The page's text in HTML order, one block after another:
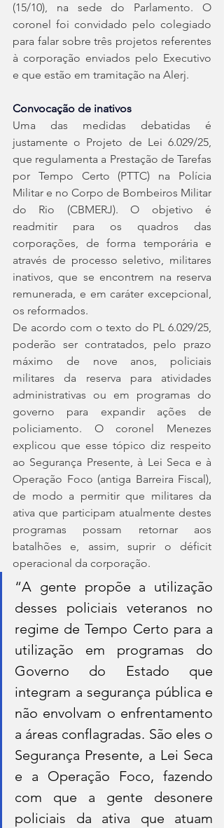
(15/10), na sede do Parlamento. O
coronel foi convidado pelo colegiado
para falar sobre três projetos referentes
à corporação enviados pelo Executivo
e que estão em tramitação na Alerj.
Convocação de inativos
Uma das medidas debatidas é
justamente o Projeto de Lei 6.029/25,
que regulamenta a Prestação de Tarefas
por Tempo Certo (PTTC) na Polícia
Militar e no Corpo de Bombeiros Militar
do Rio (CBMERJ). O objetivo é
readmitir para os quadros das
corporações, de forma temporária e
através de processo seletivo, militares
inativos, que se encontrem na reserva
remunerada, e em caráter excepcional,
os reformados.
De acordo com o texto do PL 6.029/25,
poderão ser contratados, pelo prazo
máximo de nove anos, policiais
militares da reserva para atividades
administrativas ou em programas do
governo para expandir ações de
policiamento. O coronel Menezes
explicou que esse tópico diz respeito
ao Segurança Presente, à Lei Seca e à
Operação Foco (antiga Barreira Fiscal),
de modo a permitir que militares da
ativa que participam atualmente destes
programas possam retornar aos
batalhões e, assim, suprir o déficit
operacional da corporação.
“A gente propõe a utilização
desses policiais veteranos no
regime de Tempo Certo para a
utilização em programas do
Governo do Estado que
integram a segurança pública e
não envolvam o enfrentamento
a áreas conflagradas. São eles o
Segurança Presente, a Lei Seca
e a Operação Foco, fazendo
com que a gente desonere
policiais da ativa que atuam